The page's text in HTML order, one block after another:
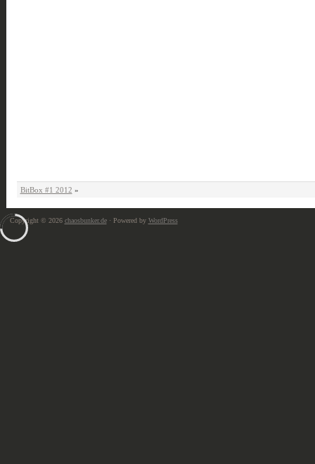
BitBox #1 2012 »
Copyright © 2026 chaosbunker.de· Powered by WordPress